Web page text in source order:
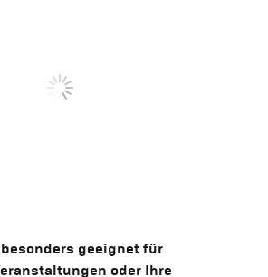
geeignet für
oder Ihre